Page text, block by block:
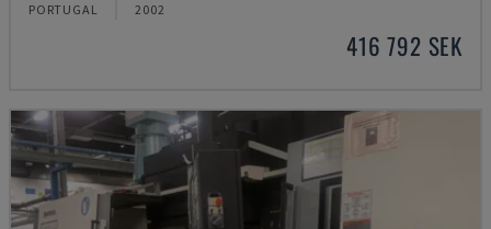
PORTUGAL 2002
416 792 SEK